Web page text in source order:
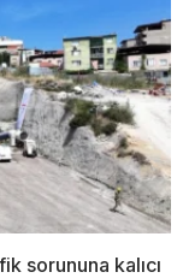
sorununa kalıcı